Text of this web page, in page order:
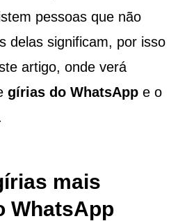
pessoas que não
delas significam, por isso
artigo, onde verá
gírias do WhatsAppe o
mais
WhatsApp